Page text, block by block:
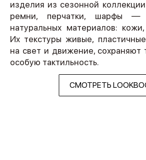
изделия из сезонной
ремни, перчатки, шарфы —
натуральных материалов:
Их текстуры живые,
на свет и движение, сохраняют
особую тактильность.
СМОТРЕТЬ